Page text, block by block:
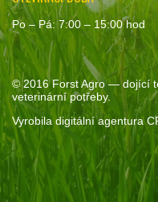
Po – Pá: 7:00 – 15:00 hod
© 2016Forst Agro— dojící
veterinární potřeby.
Vyrobila digitální agentura